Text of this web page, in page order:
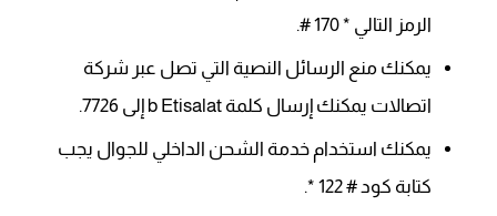
الرمز التالي * 170 #.
يمكنك منع الرسائل النصية التي تصل عبر شركة
اتصالات يمكنك إرسال كلمة b Etisalat إلى 7726.
يمكنك استخدام خدمة الشحن الداخلي للجوال يجب
كتابة كود # 122 *.